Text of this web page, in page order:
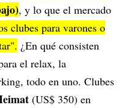
, y lo que el mercado
clubes para varones o
¿En qué consisten
el relax, la
todo en uno. Clubes
(US$ 350) en